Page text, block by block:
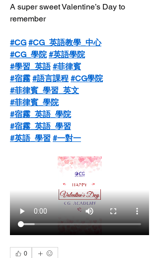
A super sweet Valentine’s Day to
remember
#CG #CG_英語教學_中心
#CG_學院 #英語學院
#學習_英語 #菲律賓
#宿霧 #語言課程 #CG學院
#菲律賓_學習_英文
#菲律賓_學院
#宿霧_英語_學院
#宿霧_英語_學習
#英語_學習 #一對一
0